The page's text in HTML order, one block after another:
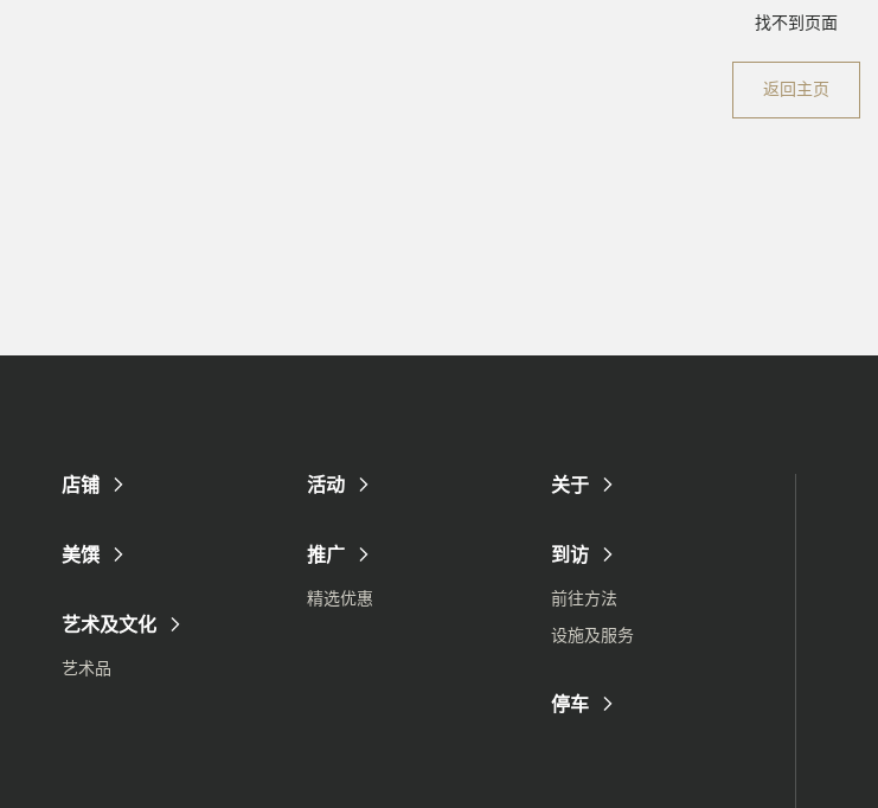
找不到页面
返回主页
店铺
美馔
艺术及文化
艺术品
活动
推广
精选优惠
关于
到访
前往方法
设施及服务
停车